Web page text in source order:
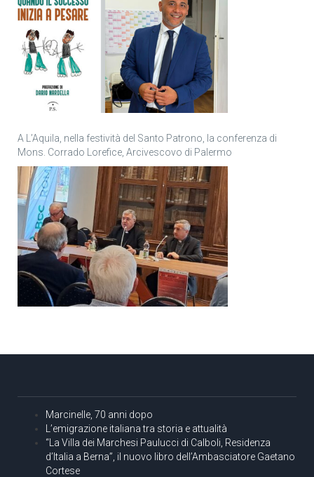
A L’Aquila, nella festività del Santo Patrono, la conferenza di
Mons. Corrado Lorefice, Arcivescovo di Palermo
Marcinelle, 70 anni dopo
L’emigrazione italiana tra storia e attualità
“La Villa dei Marchesi Paulucci di Calboli, Residenza
d’Italia a Berna”, il nuovo libro dell’Ambasciatore Gaetano
Cortese